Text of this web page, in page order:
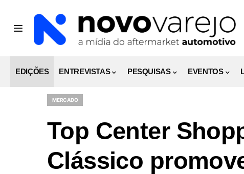
EDIÇÕES ENTREVISTAS PESQUISAS EVENTOS
MERCADO
Top Center
Clássico